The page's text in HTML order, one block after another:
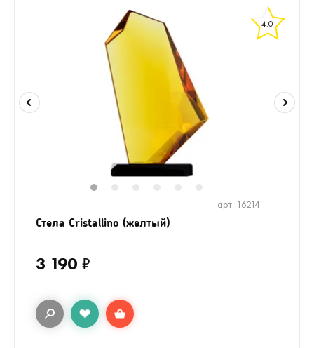
4.0
арт. 16214
Стела Cristallino (желтый)
3 190 ₽